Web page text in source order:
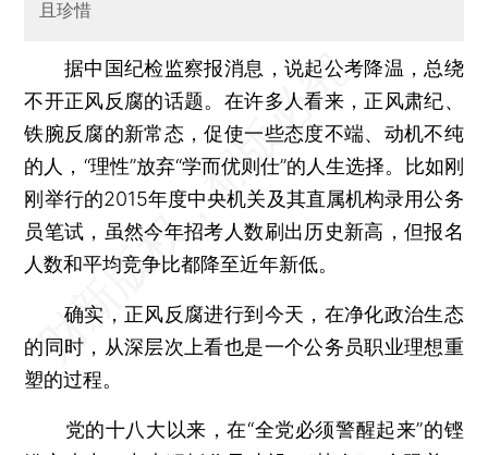
且珍惜
据中国纪检监察报消息，说起公考降温，总绕
不开正风反腐的话题。在许多人看来，正风肃纪、
铁腕反腐的新常态，促使一些态度不端、动机不纯
的人，“理性”放弃“学而优则仕”的人生选择。比如刚
刚举行的2015年度中央机关及其直属机构录用公务
员笔试，虽然今年招考人数刷出历史新高，但报名
人数和平均竞争比都降至近年新低。
确实，正风反腐进行到今天，在净化政治生态
的同时，从深层次上看也是一个公务员职业理想重
塑的过程。
党的十八大以来，在“全党必须警醒起来”的铿